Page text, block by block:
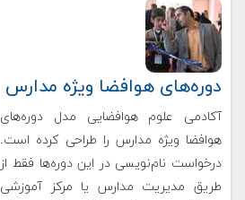
دوره‌های هوافضا ویژه مدارس
آکادمی علوم هوافضایی مدل دوره‌های
هوافضا ویژه مدارس را طراحی کرده است.
درخواست نام‌نویسی در این دوره‌ها فقط از
طریق مدیریت مدارس یا مرکز آموزشی